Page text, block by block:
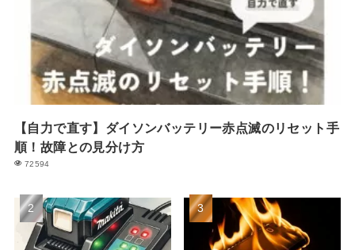
【自力で直す】ダイソンバッテリー赤点滅のリセット手
順！故障との見分け方
72594